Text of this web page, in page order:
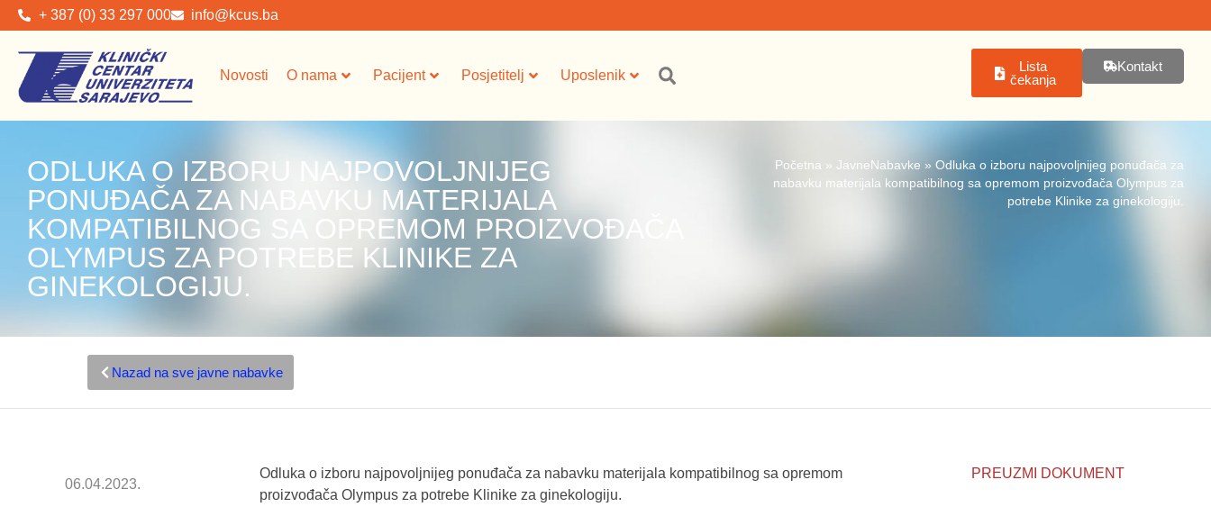
+ 387 (0) 33 297 000 info@kcus.ba
Novosti O nama Pacijent Posjetitelj Uposlenik
Lista
čekanja
Kontakt
ODLUKA O IZBORU NAJPOVOLJNIJEG
PONUĐAČA ZA NABAVKU MATERIJALA
KOMPATIBILNOG SA OPREMOM PROIZVOĐAČA
OLYMPUS ZA POTREBE KLINIKE ZA
GINEKOLOGIJU.
Početna » JavneNabavke » Odluka o izboru najpovoljnijeg ponuđača za
nabavku materijala kompatibilnog sa opremom proizvođača Olympus za
potrebe Klinike za ginekologiju.
Nazad na sve javne nabavke
06.04.2023.
Odluka o izboru najpovoljnijeg ponuđača za nabavku materijala kompatibilnog sa opremom
proizvođača Olympus za potrebe Klinike za ginekologiju.
PREUZMI DOKUMENT